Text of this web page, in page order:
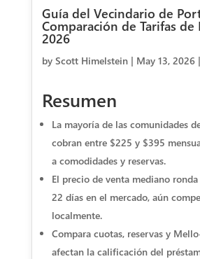
Guía del Vecindario de
Comparación de Tarifas de
2026
by Scott Himelstein| May 13, 2026|
Resumen
La mayoría de las comunidades
cobran entre $225 y $395
a comodidades y reservas.
El precio de venta mediano
22 días en el mercado, aún
localmente.
Compara cuotas, reservas y
afectan la calificación del